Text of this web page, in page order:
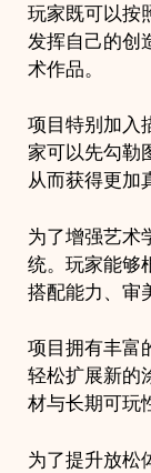
玩家既可以按
发挥自己的创
术作品。
项目特别加入
家可以先勾勒
从而获得更加
为了增强艺术
统。玩家能够
搭配能力、审
项目拥有丰富
轻松扩展新的
材与长期可玩
为了提升放松